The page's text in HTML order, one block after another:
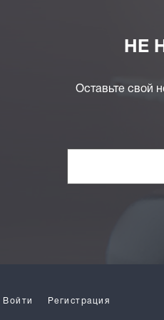
НЕ
Оставьте свой
Войти Регистрация